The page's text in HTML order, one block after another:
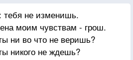
дело?!)
в стихах,
неумело ,
в зеркалах!
тебя не изменишь.
моим чувствам - грош.
ни во что не веришь?
никого не ждешь?